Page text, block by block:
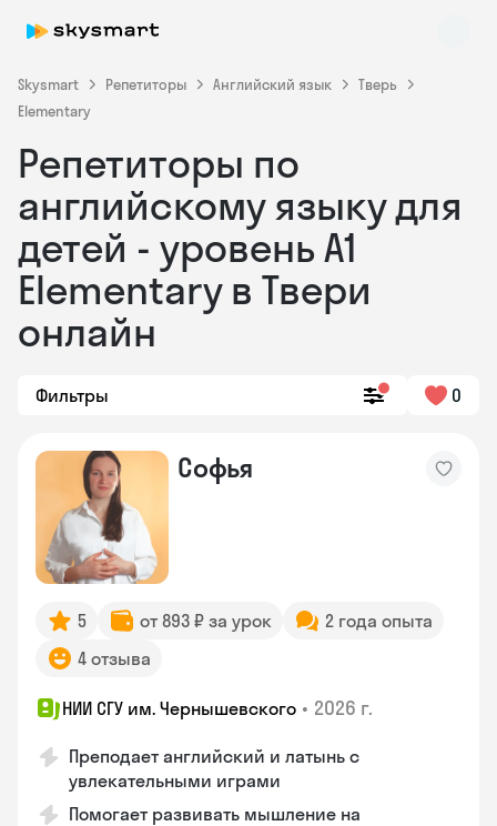
Skysmart Репетиторы Английский язык
Тверь
Elementary
Репетиторы по
английскому языку для
детей - уровень А1
Elementary в Твери
онлайн
Фильтры 0
Софья
5 от 893 ₽ за урок
2 года опыта
4 отзыва
НИИ СГУ им. Чернышевского • 2026 г.
Преподает английский и латынь с
увлекательными играми
Помогает развивать мышление на
Skysmart Chat